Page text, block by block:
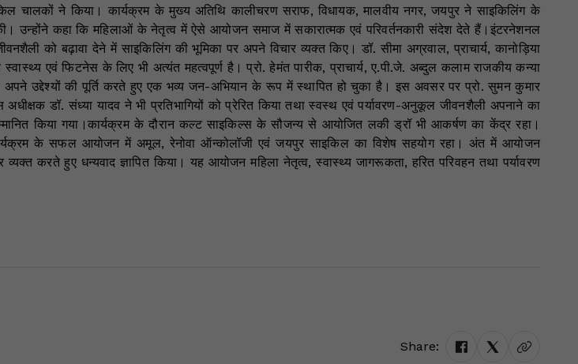
चालकों ने किया। कार्यक्रम के मुख्य अतिथि कालीचरण सराफ, विधायक, मालवीय नगर, जयपुर ने साइकिलिंग के
उन्होंने कहा कि महिलाओं के नेतृत्व में ऐसे आयोजन समाज में सकारात्मक एवं परिवर्तनकारी संदेश देते हैं।इंटरनेशनल
को बढ़ावा देने में साइकिलिंग की भूमिका पर अपने विचार व्यक्त किए। डॉ. सीमा अग्रवाल, प्राचार्य, कानोड़िया
एवं फिटनेस के लिए भी अत्यंत महत्वपूर्ण है। प्रो. हेमंत पारीक, प्राचार्य, ए.पी.जे. अब्दुल कलाम राजकीय कन्या
अपने उद्देश्यों की पूर्ति करते हुए एक भव्य जन-अभियान के रूप में स्थापित हो चुका है। इस अवसर पर प्रो. सुमन कुमार
अधीक्षक डॉ. संध्या यादव ने भी प्रतिभागियों को प्रेरित किया तथा स्वस्थ एवं पर्यावरण-अनुकूल जीवनशैली अपनाने का
किया गया।कार्यक्रम के दौरान कल्ट साइकिल्स के सौजन्य से आयोजित लकी ड्रॉ भी आकर्षण का केंद्र रहा।
के सफल आयोजन में अमूल, रेनोवा ऑन्कोलॉजी एवं जयपुर साइकिल का विशेष सहयोग रहा। अंत में आयोजन
करते हुए धन्यवाद ज्ञापित किया। यह आयोजन महिला नेतृत्व, स्वास्थ्य जागरूकता, हरित परिवहन तथा पर्यावरण
Share: